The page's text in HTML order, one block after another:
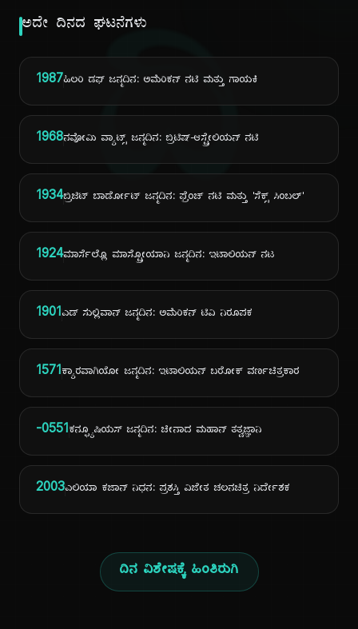
ದಿ
ಅದೇ ದಿನದ ಘಟನೆಗಳು
1987ಹಿಲರಿ ಡಫ್ ಜನ್ಮದಿನ: ಅಮೆರಿಕನ್ ನಟಿ ಮತ್ತು ಗಾಯಕಿ
1968ನವೋಮಿ ವ್ಯಾಟ್ಸ್ ಜನ್ಮದಿನ: ಬ್ರಿಟಿಷ್-ಆಸ್ಟ್ರೇಲಿಯನ್ ನಟಿ
1934ಬ್ರಿಜಿಟ್ ಬಾರ್ಡೋಟ್ ಜನ್ಮದಿನ: ಫ್ರೆಂಚ್ ನಟಿ ಮತ್ತು 'ಸೆಕ್ಸ್ ಸಿಂಬಲ್'
1924ಮಾರ್ಸೆಲ್ಲೊ ಮಾಸ್ಟ್ರೋಯಾನಿ ಜನ್ಮದಿನ: ಇಟಾಲಿಯನ್ ನಟ
1901ಎಡ್ ಸುಲ್ಲಿವಾನ್ ಜನ್ಮದಿನ: ಅಮೆರಿಕನ್ ಟಿವಿ ನಿರೂಪಕ
1571ಕ್ಯಾರವಾಗಿಯೋ ಜನ್ಮದಿನ: ಇಟಾಲಿಯನ್ ಬರೋಕ್ ವರ್ಣಚಿತ್ರಕಾರ
-0551ಕನ್ಫ್ಯೂಷಿಯಸ್ ಜನ್ಮದಿನ: ಚೀನಾದ ಮಹಾನ್ ತತ್ವಜ್ಞಾನಿ
2003ಎಲಿಯಾ ಕಜಾನ್ ನಿಧನ: ಪ್ರಶಸ್ತಿ ವಿಜೇತ ಚಲನಚಿತ್ರ ನಿರ್ದೇಶಕ
ದಿನ ವಿಶೇಷಕ್ಕೆ ಹಿಂತಿರುಗಿ